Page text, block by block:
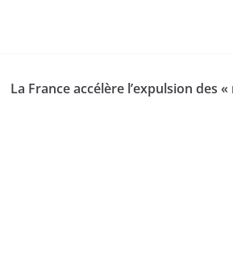
La France accélère l’expulsion des